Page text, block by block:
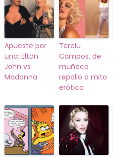
Apueste por
una: Elton
John vs
Madonna
Terelu
Campos, de
muñeca
repollo a mito
erótico